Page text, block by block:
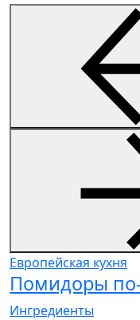
Европейская кухня
Помидоры
Ингредиенты